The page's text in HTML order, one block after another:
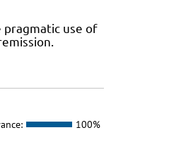
use of
100%